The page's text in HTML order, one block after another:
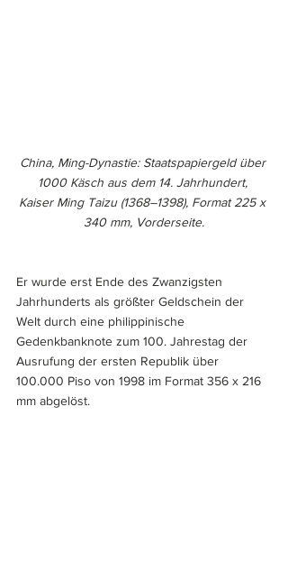
China, Ming-Dynastie: Staatspapiergeld über
1000 Käsch aus dem 14. Jahrhundert,
Kaiser Ming Taizu (1368–1398), Format 225 x
340 mm, Vorderseite.
Er wurde erst Ende des Zwanzigsten
Jahrhunderts als größter Geldschein der
Welt durch eine philippinische
Gedenkbanknote zum 100. Jahrestag der
Ausrufung der ersten Republik über
100.000 Piso von 1998 im Format 356 x 216
mm abgelöst.